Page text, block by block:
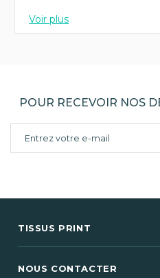
Voir plus
POUR RECEVOIR NOS
TISSUS PRINT
NOUS CONTACTER